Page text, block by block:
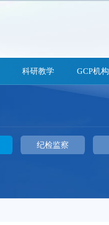
科研教学 GCP机构
纪检监察